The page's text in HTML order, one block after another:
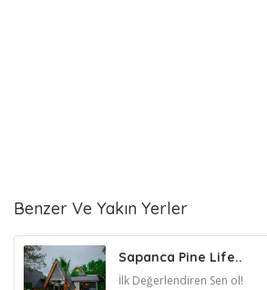
Benzer Ve Yakın Yerler
Sapanca Pine Life..
İlk Değerlendiren Sen ol!